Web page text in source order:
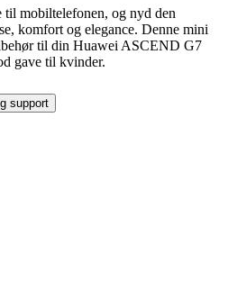
mobiltelefonen, og nyd den
komfort og elegance. Denne mini
til din Huawei ASCEND G7
gave til kvinder.
support